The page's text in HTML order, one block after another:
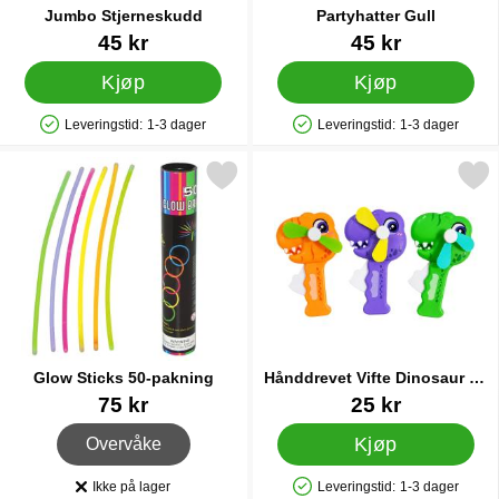
Jumbo Stjerneskudd
Varenummer 13928
45 kr
Kjøp
Produkttilgjengelighet: På lager
Leveringstid: 1-3 dager
Partyhatter Gull
Varenummer 20497
45 kr
Kjøp
Produkttilgjengelighet: På lager
Leveringstid: 1-3 dager
Glow Sticks 50-pakning
Varenummer 38208
75 kr
Overvåke
, Glow Sticks 50-pakning
Ikke på lager
Merk glow Sticks 50-pakning som favoritt
Hånddrevet Vifte Dinosaur 10
x 16 cm
Varenummer 91440
25 kr
Kjøp
Leveringstid: 1-3 dager
Merk hånddrevet Vifte